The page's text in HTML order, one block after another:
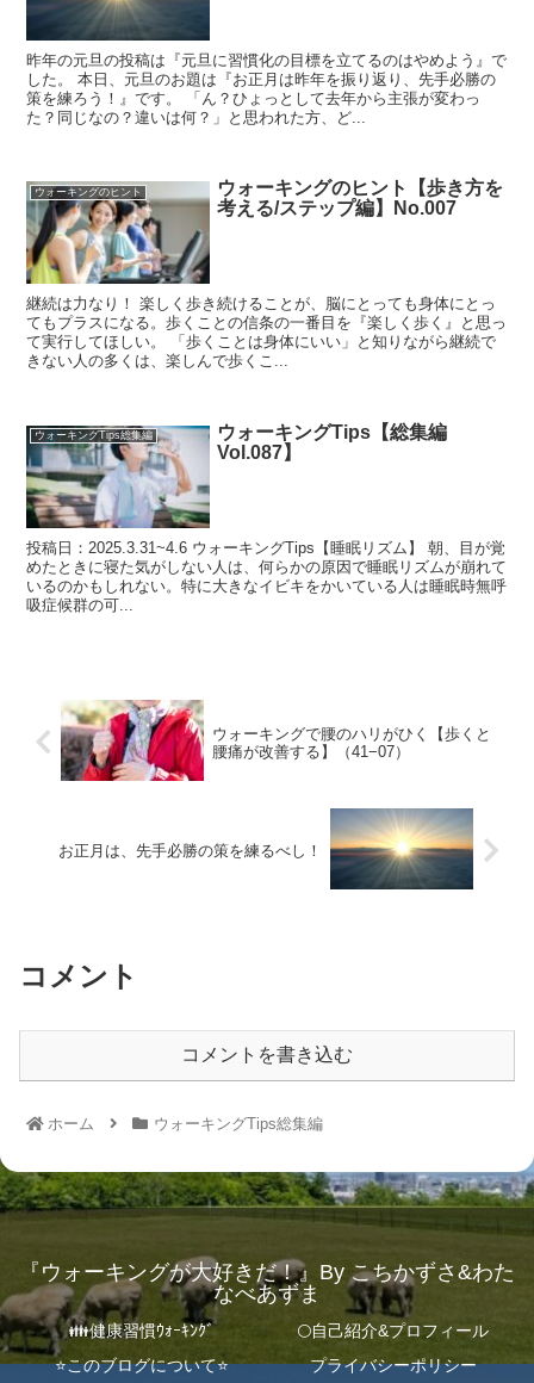
昨年の元旦の投稿は『元旦に習慣化の目標を立てるのはやめよう』で
した。 本日、元旦のお題は『お正月は昨年を振り返り、先手必勝の
策を練ろう！』です。 「ん？ひょっとして去年から主張が変わっ
た？同じなの？違いは何？」と思われた方、ど...
ウォーキングのヒント
ウォーキングのヒント【歩き方を
考える/ステップ編】No.007
継続は力なり！ 楽しく歩き続けることが、脳にとっても身体にとっ
てもプラスになる。歩くことの信条の一番目を『楽しく歩く』と思っ
て実行してほしい。 「歩くことは身体にいい」と知りながら継続で
きない人の多くは、楽しんで歩くこ...
ウォーキングTips総集編
ウォーキングTips【総集編
Vol.087】
投稿日：2025.3.31~4.6 ウォーキングTips【睡眠リズム】 朝、目が覚
めたときに寝た気がしない人は、何らかの原因で睡眠リズムが崩れて
いるのかもしれない。特に大きなイビキをかいている人は睡眠時無呼
吸症候群の可...
ウォーキングで腰のハリがひく【歩くと
腰痛が改善する】（41−07）
お正月は、先手必勝の策を練るべし！
コメント
コメントを書き込む
ホーム ウォーキングTips総集編
『ウォーキングが大好きだ！』By こちかずさ&わた
なべあずま
👪健康習慣ｳｫｰｷﾝｸﾞ
🌕自己紹介&プロフィール
⭐️このブログについて⭐️
プライバシーポリシー